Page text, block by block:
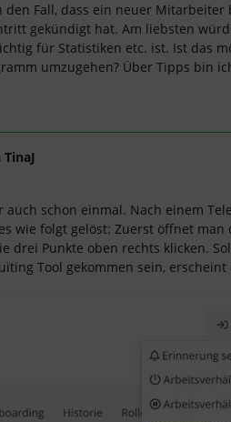
den Fall, dass ein neuer
gekündigt hat. Am liebsten
für Statistiken etc. ist. Ist das
umzugehen? Über Tipps bin
TinaJ
auch schon einmal. Nach einem
wie folgt gelöst: Zuerst öffnet man
drei Punkte oben rechts klicken.
Tool gekommen sein,